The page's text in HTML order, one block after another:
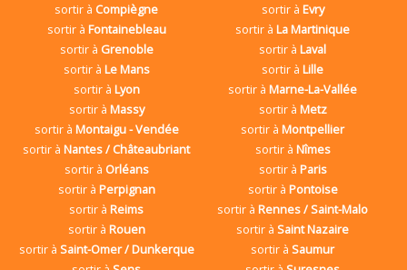
sortir à Compiègne sortir à Evry
sortir à Fontainebleau sortir àLa Martinique
sortir à Grenoble sortir àLaval
sortir à Le Mans sortir àLille
sortir à Lyon sortir àMarne-La-Vallée
sortir à Massy sortir à Metz
sortir à Montaigu - Vendée sortir àMontpellier
sortir àNantes / Châteaubriant sortir à Nîmes
sortir à Orléans sortir à Paris
sortir à Perpignan sortir à Pontoise
sortir àReims sortir àRennes / Saint-Malo
sortir à Rouen sortir àSaint Nazaire
sortir à Saint-Omer / Dunkerque sortir àSaumur